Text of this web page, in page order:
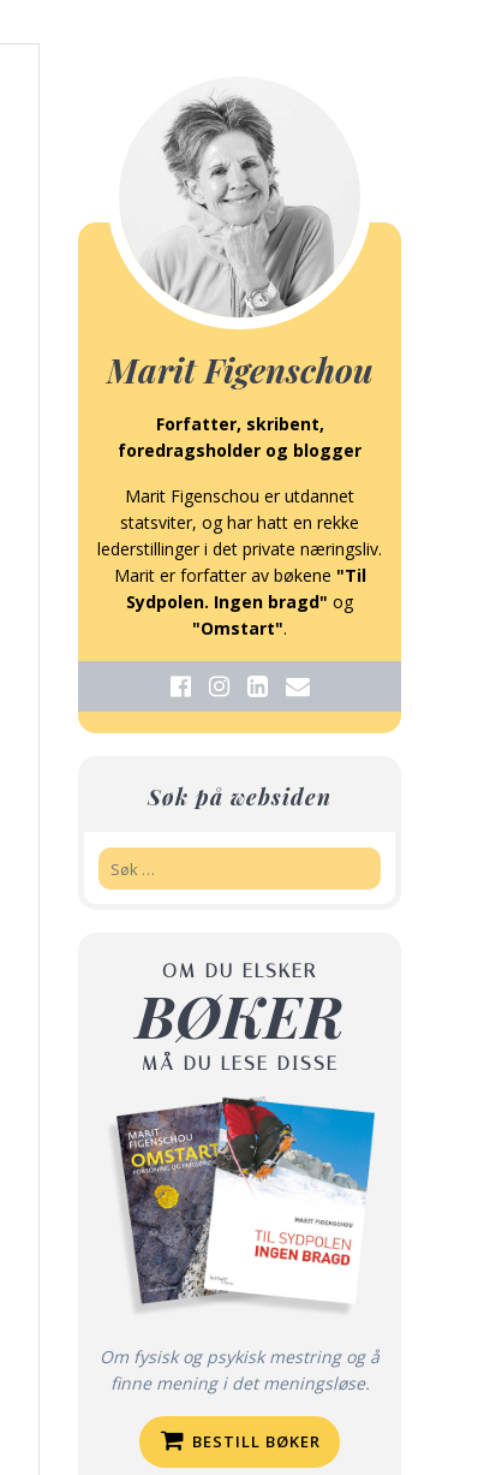
Marit Figenschou
Forfatter, skribent,
foredragsholder og blogger
Marit Figenschou er utdannet
statsviter, og har hatt en rekke
lederstillinger i det private næringsliv.
Marit er forfatter av bøkene "Til
Sydpolen. Ingen bragd" og
"Omstart".
Søk på websiden
OM DU ELSKER
BØKER
MÅ DU LESE DISSE
Om fysisk og psykisk mestring og å
finne mening i det meningsløse.
BESTILL BØKER